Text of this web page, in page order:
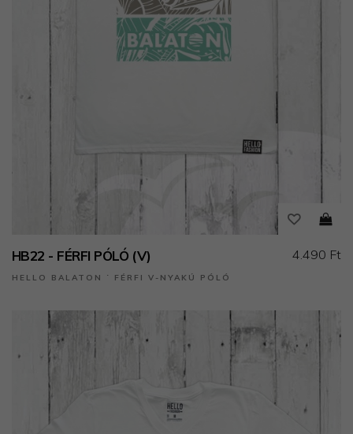
HB22 - FÉRFI PÓLÓ (V)
HELLO BALATON ˙ FÉRFI V-NYAKÚ PÓLÓ
4.490 Ft